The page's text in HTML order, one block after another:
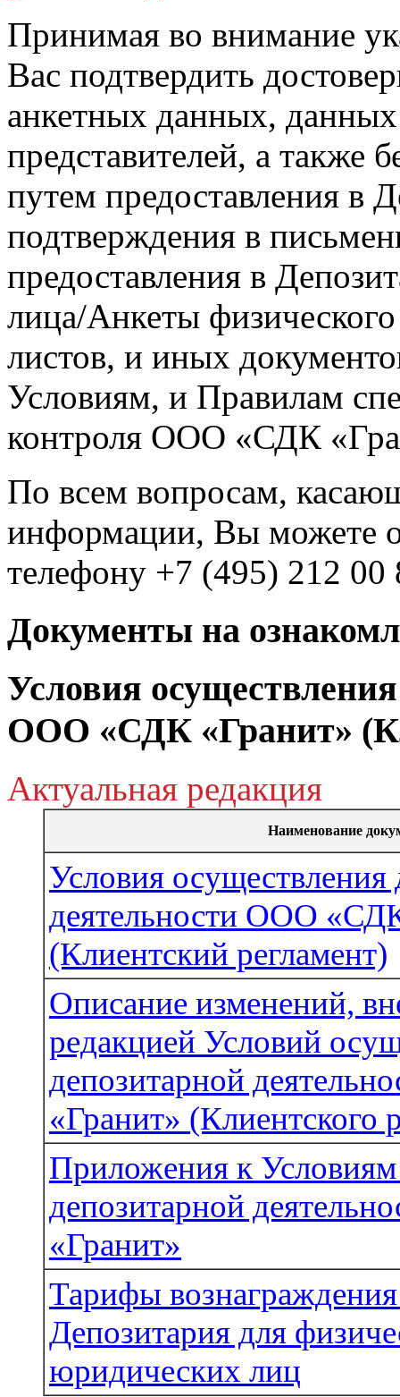
Принимая во внимание
Вас подтвердить
анкетных данных,
представителей, а также
путем предоставления в
подтверждения в
предоставления в
лица/Анкеты
листов, и иных
Условиям, и Правилам
контроля ООО «СДК
По всем вопросам,
информации, Вы можете
телефону +7 (495) 212 00
Документы на
Условия
ООО «СДК «Гранит»
Актуальная редакция
Наименование
Условия осуществления
деятельности ООО
(Клиентский регламент)
Описание изменений,
редакцией Условий
депозитарной
«Гранит» (Клиентского
Приложения к
депозитарной
«Гранит»
Тарифы вознаграждения
Депозитария для
юридических лиц